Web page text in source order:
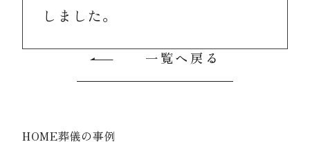
しました。
一覧へ戻る
HOME葬儀の事例